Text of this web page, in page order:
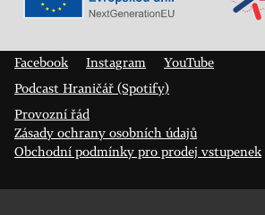
Veřejný sál Hraničář, spolek
Facebook
Instagram
YouTube
Podcast Hraničář (Spotify)
Provozní řád
Zásady ochrany osobních údajů
Obchodní podmínky pro prodej vstupenek